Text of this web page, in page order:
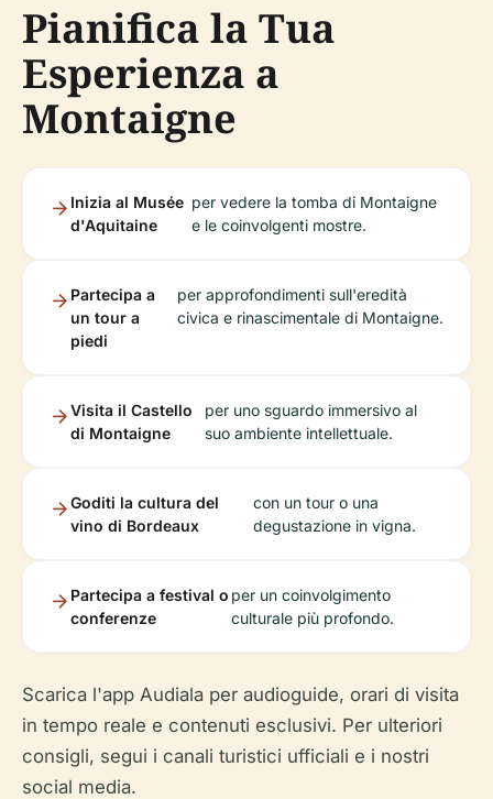
Pianifica la Tua
Esperienza a
Montaigne
Inizia al Musée
d'Aquitaine
per vedere la tomba di Montaigne
e le coinvolgenti mostre.
Partecipa a
un tour a
piedi
per approfondimenti sull'eredità
civica e rinascimentale di Montaigne.
Visita il Castello
di Montaigne
per uno sguardo immersivo al
suo ambiente intellettuale.
Goditi la cultura del
vino di Bordeaux
con un tour o una
degustazione in vigna.
Partecipa a festival o
conferenze
per un coinvolgimento
culturale più profondo.
Scarica l'app Audiala per audioguide, orari di visita
in tempo reale e contenuti esclusivi. Per ulteriori
consigli, segui i canali turistici ufficiali e i nostri
social media.